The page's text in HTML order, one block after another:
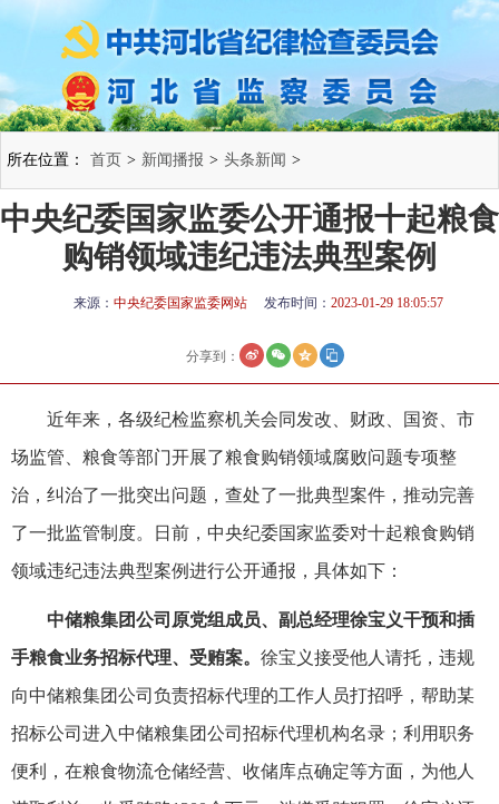
所在位置： 首页 > 新闻播报 > 头条新闻 >
中央纪委国家监委公开通报十起粮食
购销领域违纪违法典型案例
来源： 中央纪委国家监委网站 发布时间： 2023-01-29 18:05:57
分享到：
近年来，各级纪检监察机关会同发改、财政、国资、市
场监管、粮食等部门开展了粮食购销领域腐败问题专项整
治，纠治了一批突出问题，查处了一批典型案件，推动完善
了一批监管制度。日前，中央纪委国家监委对十起粮食购销
领域违纪违法典型案例进行公开通报，具体如下：
中储粮集团公司原党组成员、副总经理徐宝义干预和插
手粮食业务招标代理、受贿案。 徐宝义接受他人请托，违规
向中储粮集团公司负责招标代理的工作人员打招呼，帮助某
招标公司进入中储粮集团公司招标代理机构名录；利用职务
便利，在粮食物流仓储经营、收储库点确定等方面，为他人